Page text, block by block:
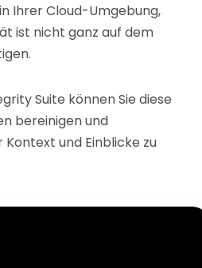
Ihrer Cloud-Umgebung,
ist nicht ganz auf dem
Suite können Sie diese
bereinigen und
und Einblicke zu